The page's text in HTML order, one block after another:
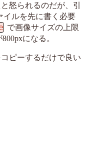
怒られるのだが、引
イルを先に書く必要
で画像サイズの上限
になる。
ピーするだけで良い